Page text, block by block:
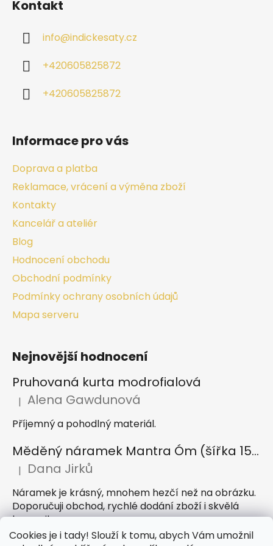
Cookies je i tady! Slouží k tomu, abych Vám umožnil
Kontakt
info@indickesaty.cz
+420605825872
+420605825872
Informace pro vás
Doprava a platba
Reklamace, vrácení a výměna zboží
Kontakty
Kancelář a ateliér
Blog
Hodnocení obchodu
Obchodní podmínky
Podmínky ochrany osobních údajů
Mapa serveru
Nejnovější hodnocení
Pruhovaná kurta modrofialová
Hodnocení produktu je 5 z 5 hvězdiček.
| Alena Gawdunová
Příjemný a pohodlný materiál.
Měděný náramek Mantra Óm (šířka 15 mm)
Hodnocení produktu je 5 z 5 hvězdiček.
| Dana Jirků
Náramek je krásný, mnohem hezčí než na obrázku.
Doporučuji obchod, rychlé dodání zboží i skvělá
komunikace